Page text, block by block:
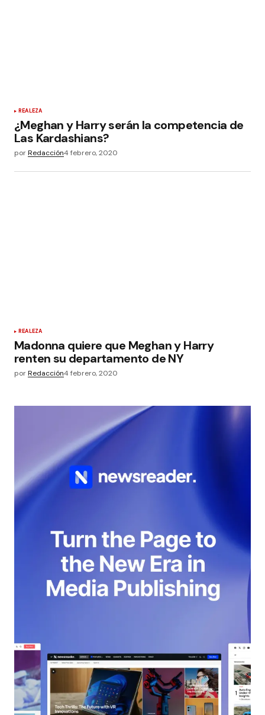
REALEZA
¿Meghan y Harry serán la competencia de
Las Kardashians?
porRedacción4 febrero, 2020
REALEZA
Madonna quiere que Meghan y Harry
renten su departamento de NY
porRedacción4 febrero, 2020